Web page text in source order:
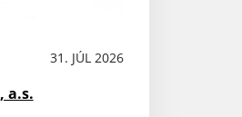
31. JÚL 2026
a.s.